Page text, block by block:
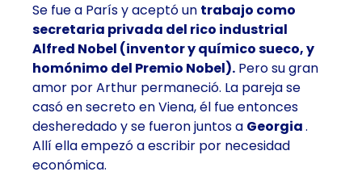
Se fue a París y aceptó un trabajo como
secretaria privada del rico industrial
Alfred Nobel (inventor y químico sueco, y
homónimo del Premio Nobel). Pero su gran
amor por Arthur permaneció. La pareja se
casó en secreto en Viena, él fue entonces
desheredado y se fueron juntos a Georgia.
Allí ella empezó a escribir por necesidad
económica.